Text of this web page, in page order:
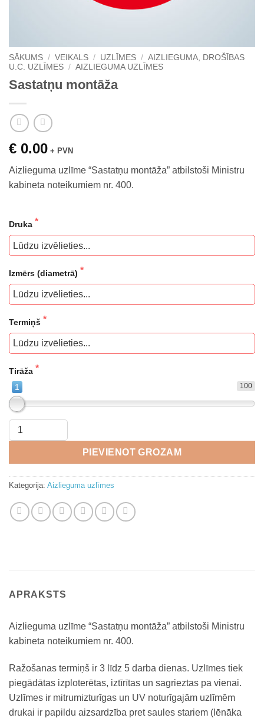
SĀKUMS / VEIKALS / UZLĪMES / AIZLIEGUMA, DROŠĪBAS
U.C. UZLĪMES / AIZLIEGUMA UZLĪMES
Sastatņu montāža
€ 0.00 + PVN
Aizlieguma uzlīme “Sastatņu montāža” atbilstoši Ministru
kabineta noteikumiem nr. 400.
Druka
Izmērs (diametrā)
Termiņš
Tirāža
100
1
PIEVIENOT GROZAM
Kategorija: Aizlieguma uzlīmes
APRAKSTS
Aizlieguma uzlīme “Sastatņu montāža” atbilstoši Ministru
kabineta noteikumiem nr. 400.
Ražošanas termiņš ir 3 līdz 5 darba dienas. Uzlīmes tiek
piegādātas izploterētas, iztīrītas un sagrieztas pa vienai.
Uzlīmes ir mitrumizturīgas un UV noturīgajām uzlīmēm
drukai ir papildu aizsardzība pret saules stariem (lēnāka